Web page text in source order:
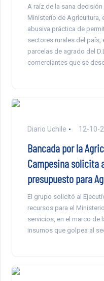
A raíz de la sana
Ministerio de Agricultura,
abusiva práctica de
sectores rurales del
parcelas de agrado del
comerciantes que se
Diario Uchile 12-10-
Bancada por la
Campesina solicita
presupuesto para
El grupo solicitó al
recursos para el
servicios, en el marco de
insumos que golpea al